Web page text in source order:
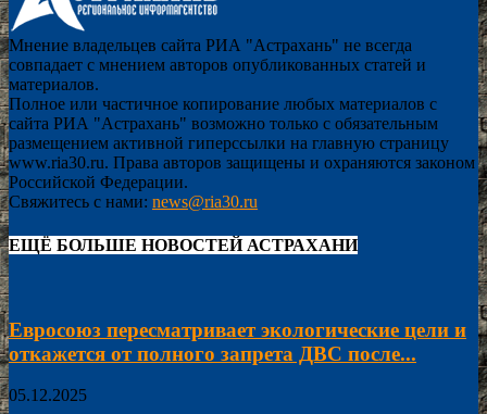
Мнение владельцев сайта РИА "Астрахань" не всегда
совпадает с мнением авторов опубликованных статей и
материалов.
Полное или частичное копирование любых материалов с
сайта РИА "Астрахань" возможно только с обязательным
размещением активной гиперссылки на главную страницу
www.ria30.ru. Права авторов защищены и охраняются законом
Российской Федерации.
Свяжитесь с нами: news@ria30.ru
ЕЩЁ БОЛЬШЕ НОВОСТЕЙ АСТРАХАНИ
Евросоюз пересматривает экологические цели и
откажется от полного запрета ДВС после...
05.12.2025